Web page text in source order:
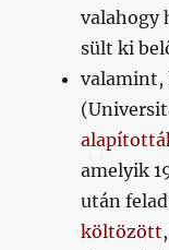
valahogy
sült ki
valamint,
amelyik
után
költözött